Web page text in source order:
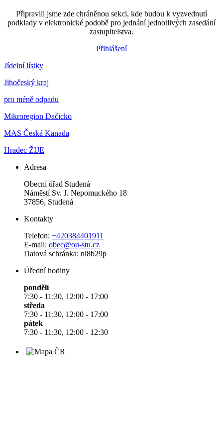
Připravili jsme zde chráněnou sekci, kde budou k vyzvednutí
podklady v elektronické podobě pro jednání jednotlivých zasedání
zastupitelstva.
Přihlášení
Jídelní lístky
Jihočeský kraj
pro méně odpadu
Mikroregion Dačicko
MAS Česká Kanada
Hradec ŽIJE
Adresa
Obecní úřad Studená
Náměstí Sv. J. Nepomuckého 18
37856, Studená
Kontakty
Telefon: +420384401911
E-mail: obec@ou-stu.cz
Datová schránka: ni8b29p
Úřední hodiny
pondělí
7:30 - 11:30, 12:00 - 17:00
středa
7:30 - 11:30, 12:00 - 17:00
pátek
7:30 - 11:30, 12:00 - 12:30